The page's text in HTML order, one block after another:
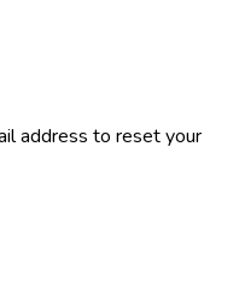
address to reset your